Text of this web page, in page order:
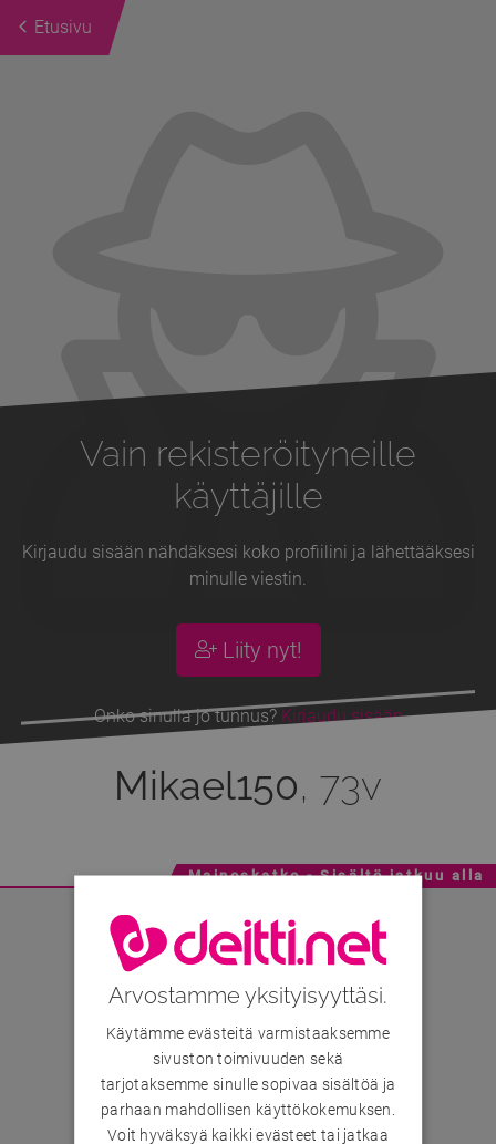
Etusivu
Vain rekisteröityneille
käyttäjille
Kirjaudu sisään nähdäksesi koko profiilini ja lähettääksesi
minulle viestin.
Liity nyt!
Onko sinulla jo tunnus? Kirjaudu sisään
Mikael150, 73v
Mainoskatko - Sisältö jatkuu alla
Arvostamme yksityisyyttäsi.
Käytämme evästeitä varmistaaksemme
sivuston toimivuuden sekä
tarjotaksemme sinulle sopivaa sisältöä ja
parhaan mahdollisen käyttökokemuksen.
Voit hyväksyä kaikki evästeet tai jatkaa